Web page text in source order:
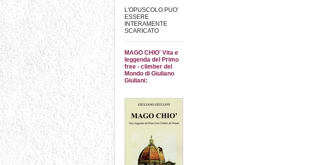
L'OPUSCOLO PUO'
ESSERE
INTERAMENTE
SCARICATO
MAGO CHIO' Vita e
leggenda del Primo
free - climber del
Mondo di Giuliano
Giuliani: